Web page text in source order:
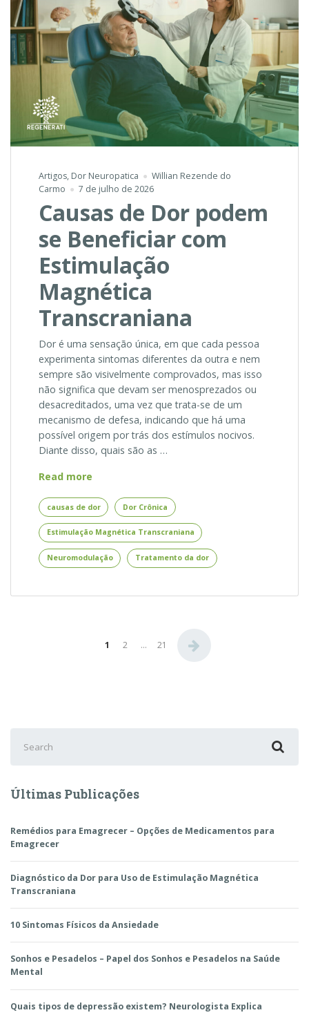
Artigos, Dor Neuropatica
Willian Rezende do
Carmo
7 de julho de 2026
Causas de Dor podem
se Beneficiar com
Estimulação
Magnética
Transcraniana
Dor é uma sensação única, em que cada pessoa
experimenta sintomas diferentes da outra e nem
sempre são visivelmente comprovados, mas isso
não significa que devam ser menosprezados ou
desacreditados, uma vez que trata-se de um
mecanismo de defesa, indicando que há uma
possível origem por trás dos estímulos nocivos.
Diante disso, quais são as …
Read more
Dor
podem
se
Beneficiar
com
Magnética
causas de dor Dor Crônica
Estimulação Magnética Transcraniana
Neuromodulação Tratamento da dor
Paginação
1 2 … 21
for:
Últimas Publicações
Remédios para Emagrecer – Opções de Medicamentos para
Emagrecer
Diagnóstico da Dor para Uso de Estimulação Magnética
Transcraniana
10 Sintomas Físicos da Ansiedade
Sonhos e Pesadelos – Papel dos Sonhos e Pesadelos na Saúde
Mental
Quais tipos de depressão existem? Neurologista Explica